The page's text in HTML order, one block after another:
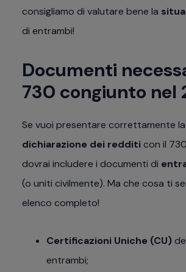
consigliamo di valutare bene la
di entrambi!
Documenti
730 congiunto nel
Se vuoi presentare correttamente la
dichiarazione dei redditi con il
dovrai includere i documenti di
(o uniti civilmente). Ma che cosa ti
elenco completo!
Certificazioni Uniche (CU)
entrambi;